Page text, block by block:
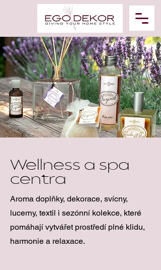
Wellness a spa
centra
Aroma doplňky, dekorace, svícny,
lucerny, textil i sezónní kolekce, které
pomáhají vytvářet prostředí plné klidu,
harmonie a relaxace.